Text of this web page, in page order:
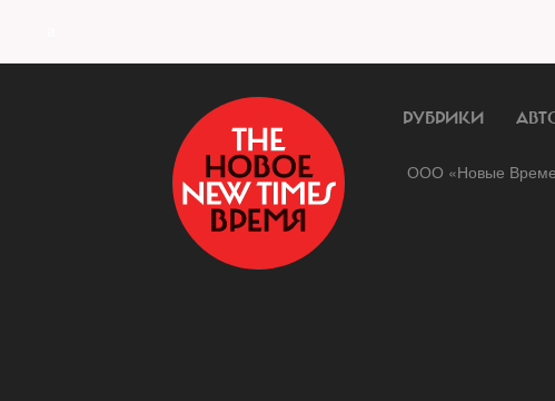
РУБРИКИ
ООО «Новые